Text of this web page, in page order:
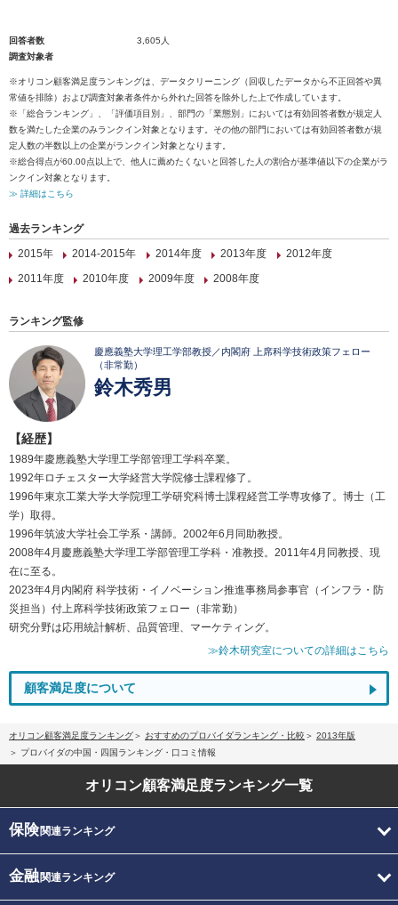
回答者数
3,605人
調査対象者
※オリコン顧客満足度ランキングは、データクリーニング（回収したデータから不正回答や異
常値を排除）および調査対象者条件から外れた回答を除外した上で作成しています。
※「総合ランキング」、「評価項目別」、部門の「業態別」においては有効回答者数が規定人
数を満たした企業のみランクイン対象となります。その他の部門においては有効回答者数が規
定人数の半数以上の企業がランクイン対象となります。
※総合得点が60.00点以上で、他人に薦めたくないと回答した人の割合が基準値以下の企業がラ
ンクイン対象となります。
≫ 詳細はこちら
過去ランキング
2015年
2014-2015年 2014年度 2013年度
2012年度
2011年度
2010年度 2009年度 2008年度
ランキング監修
慶應義塾大学理工学部教授／内閣府 上席科学技術政策フェロー
（非常勤）
鈴木秀男
【経歴】
1989年慶應義塾大学理工学部管理工学科卒業。
1992年ロチェスター大学経営大学院修士課程修了。
1996年東京工業大学大学院理工学研究科博士課程経営工学専攻修了。博士（工
学）取得。
1996年筑波大学社会工学系・講師。2002年6月同助教授。
2008年4月慶應義塾大学理工学部管理工学科・准教授。2011年4月同教授、現
在に至る。
2023年4月内閣府 科学技術・イノベーション推進事務局参事官（インフラ・防
災担当）付上席科学技術政策フェロー（非常勤）
研究分野は応用統計解析、品質管理、マーケティング。
≫鈴木研究室についての詳細はこちら
顧客満足度について
オリコン顧客満足度ランキング おすすめのプロバイダランキング・比較
2013年版
プロバイダの中国・四国ランキング・口コミ情報
オリコン顧客満足度ランキング一覧
保険関連ランキング
金融関連ランキング